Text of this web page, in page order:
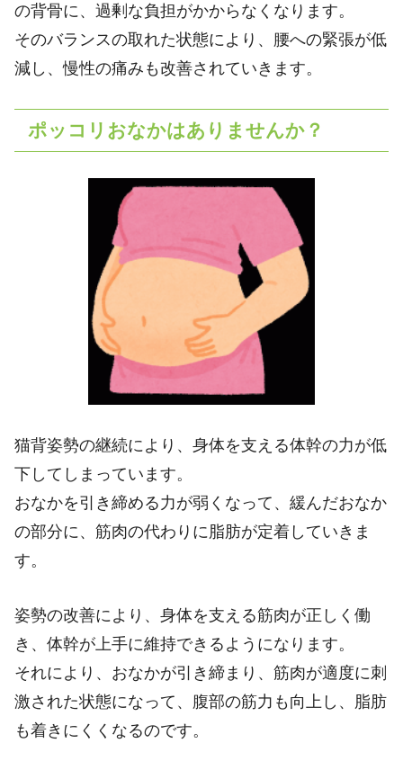
の背骨に、過剰な負担がかからなくなります。
そのバランスの取れた状態により、腰への緊張が低
減し、慢性の痛みも改善されていきます。
ポッコリおなかはありませんか？
猫背姿勢の継続により、身体を支える体幹の力が低
下してしまっています。
おなかを引き締める力が弱くなって、緩んだおなか
の部分に、筋肉の代わりに脂肪が定着していきま
す。
姿勢の改善により、身体を支える筋肉が正しく働
き、体幹が上手に維持できるようになります。
それにより、おなかが引き締まり、筋肉が適度に刺
激された状態になって、腹部の筋力も向上し、脂肪
も着きにくくなるのです。